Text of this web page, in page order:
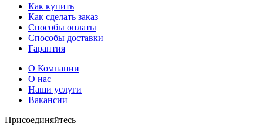
Как купить
Как сделать заказ
Способы оплаты
Способы доставки
Гарантия
О Компании
О нас
Наши услуги
Вакансии
Присоединяйтесь